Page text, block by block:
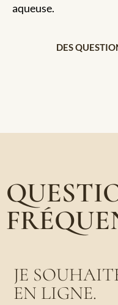
aqueuse.
DES
JE
EN LIGNE.